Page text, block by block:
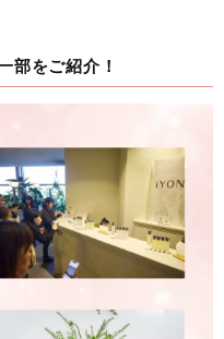
部をご紹介！